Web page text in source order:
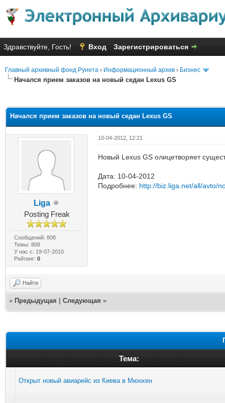
Здравствуйте, Гость! Вход Зарегистрироваться
Главный архивный фонд Рунета › Информационный архив › Бизнес
Начался прием заказов на новый седан Lexus GS
Начался прием заказов на новый седан Lexus GS
Liga
Posting Freak
Сообщений: 808
Темы: 808
У нас с: 19-07-2010
Рейтинг: 0
10-04-2012, 12:21
Новый Lexus GS олицетворяет
Дата: 10-04-2012
Подробнее: http://biz.liga.net/all/avto/
Найти
« Предыдущая Следующая »
Тема:
Открыт новый авиарейс из Киева в Мюнхен